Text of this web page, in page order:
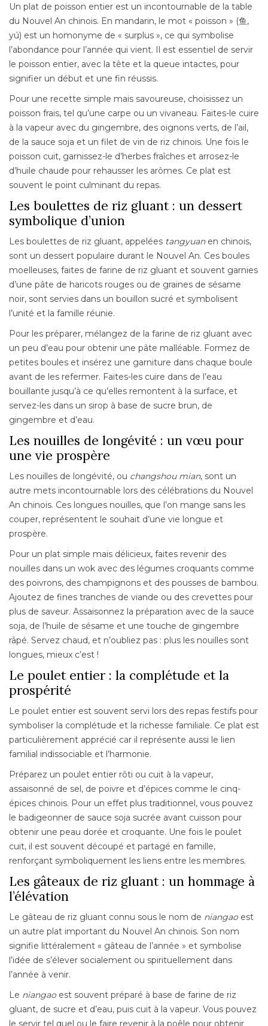
Un plat de poisson entier est un incontournable de la table
du Nouvel An chinois. En mandarin, le mot « poisson » (鱼,
yú) est un homonyme de « surplus », ce qui symbolise
l’abondance pour l’année qui vient. Il est essentiel de servir
le poisson entier, avec la tête et la queue intactes, pour
signifier un début et une fin réussis.
Pour une recette simple mais savoureuse, choisissez un
poisson frais, tel qu’une carpe ou un vivaneau. Faites-le cuire
à la vapeur avec du gingembre, des oignons verts, de l’ail,
de la sauce soja et un filet de vin de riz chinois. Une fois le
poisson cuit, garnissez-le d’herbes fraîches et arrosez-le
d’huile chaude pour rehausser les arômes. Ce plat est
souvent le point culminant du repas.
Les boulettes de riz gluant : un dessert
symbolique d’union
Les boulettes de riz gluant, appelées tangyuanen chinois,
sont un dessert populaire durant le Nouvel An. Ces boules
moelleuses, faites de farine de riz gluant et souvent garnies
d’une pâte de haricots rouges ou de graines de sésame
noir, sont servies dans un bouillon sucré et symbolisent
l’unité et la famille réunie.
Pour les préparer, mélangez de la farine de riz gluant avec
un peu d’eau pour obtenir une pâte malléable. Formez de
petites boules et insérez une garniture dans chaque boule
avant de les refermer. Faites-les cuire dans de l’eau
bouillante jusqu’à ce qu’elles remontent à la surface, et
servez-les dans un sirop à base de sucre brun, de
gingembre et d’eau.
Les nouilles de longévité : un vœu pour
une vie prospère
Les nouilles de longévité, ou changshou mian, sont un
autre mets incontournable lors des célébrations du Nouvel
An chinois. Ces longues nouilles, que l’on mange sans les
couper, représentent le souhait d’une vie longue et
prospère.
Pour un plat simple mais délicieux, faites revenir des
nouilles dans un wok avec des légumes croquants comme
des poivrons, des champignons et des pousses de bambou.
Ajoutez de fines tranches de viande ou des crevettes pour
plus de saveur. Assaisonnez la préparation avec de la sauce
soja, de l’huile de sésame et une touche de gingembre
râpé. Servez chaud, et n’oubliez pas : plus les nouilles sont
longues, mieux c’est !
Le poulet entier : la complétude et la
prospérité
Le poulet entier est souvent servi lors des repas festifs pour
symboliser la complétude et la richesse familiale. Ce plat est
particulièrement apprécié car il représente aussi le lien
familial indissociable et l’harmonie.
Préparez un poulet entier rôti ou cuit à la vapeur,
assaisonné de sel, de poivre et d’épices comme le cinq-
épices chinois. Pour un effet plus traditionnel, vous pouvez
le badigeonner de sauce soja sucrée avant cuisson pour
obtenir une peau dorée et croquante. Une fois le poulet
cuit, il est souvent découpé et partagé en famille,
renforçant symboliquement les liens entre les membres.
Les gâteaux de riz gluant : un hommage à
l’élévation
Le gâteau de riz gluant connu sous le nom de niangaoest
un autre plat important du Nouvel An chinois. Son nom
signifie littéralement « gâteau de l’année » et symbolise
l’idée de s’élever socialement ou spirituellement dans
l’année à venir.
Le niangaoest souvent préparé à base de farine de riz
gluant, de sucre et d’eau, puis cuit à la vapeur. Vous pouvez
le servir tel quel ou le faire revenir à la poêle pour obtenir